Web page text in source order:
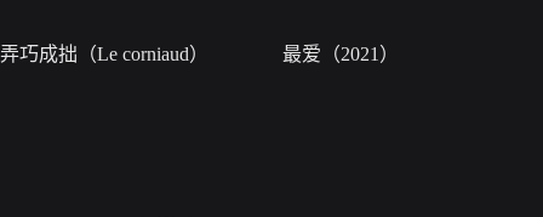
弄巧成拙（Le corniaud） 最爱（2021）